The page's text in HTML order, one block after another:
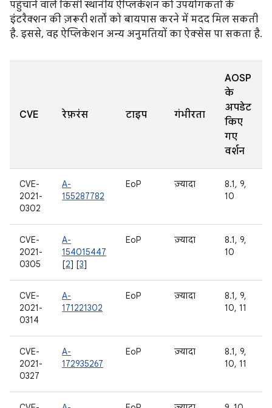
पहुंचाने वाले किसी स्थानीय ऐप्लिकेशन को उपयोगकर्ता के
इंटरैक्शन की ज़रूरी शर्तों को बायपास करने में मदद मिल सकती
है. इससे, वह ऐप्लिकेशन अन्य अनुमतियों का ऐक्सेस पा सकता है.
CVE रेफ़रंस टाइप गंभीरता
AOSP
के
अपडेट
किए
गए
वर्शन
CVE-
2021-
0302
A-
155287782
EoP ज़्यादा
8.1, 9,
10
CVE-
2021-
0305
A-
154015447
[2] [3]
EoP ज़्यादा
8.1, 9,
10
CVE-
2021-
0314
A-
171221302
EoP ज़्यादा
8.1, 9,
10, 11
CVE-
2021-
0327
A-
172935267
EoP ज़्यादा
8.1, 9,
10, 11